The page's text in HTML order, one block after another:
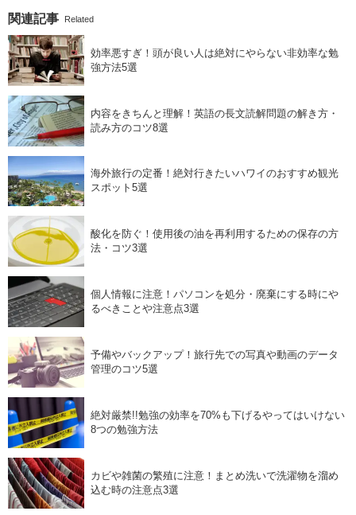
関連記事 Related
効率悪すぎ！頭が良い人は絶対にやらない非効率な勉
強方法5選
内容をきちんと理解！英語の長文読解問題の解き方・
読み方のコツ8選
海外旅行の定番！絶対行きたいハワイのおすすめ観光
スポット5選
酸化を防ぐ！使用後の油を再利用するための保存の方
法・コツ3選
個人情報に注意！パソコンを処分・廃棄にする時にや
るべきことや注意点3選
予備やバックアップ！旅行先での写真や動画のデータ
管理のコツ5選
絶対厳禁!!勉強の効率を70%も下げるやってはいけない
8つの勉強方法
カビや雑菌の繁殖に注意！まとめ洗いで洗濯物を溜め
込む時の注意点3選